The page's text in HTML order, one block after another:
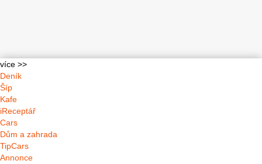
více >>
Deník
Šíp
Kafe
iReceptář
Cars
Dům a zahrada
TipCars
Annonce